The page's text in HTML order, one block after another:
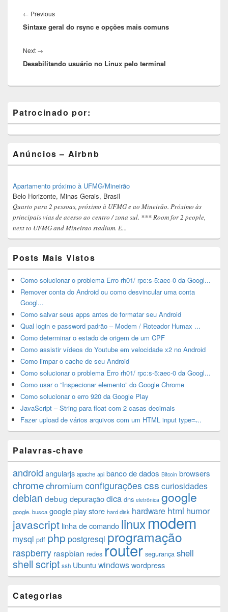
navigation
← PreviousPrevious
post:
Sintaxe geral do rsync e opções mais comuns
Next →
post:
Desabilitando usuário no Linux pelo terminal
Sidebar
Widget
Area
Patrocinado por:
Anúncios – Airbnb
Apartamento próximo à UFMG/Mineirão
Belo Horizonte, Minas Gerais, Brasil
Quarto para 2 pessoas, próximo à UFMG e ao Mineirão. Próximo às
principais vias de acesso ao centro / zona sul. *** Room for 2 people,
next to UFMG and Mineirao stadium. E...
Posts Mais Vistos
Como solucionar o problema Erro rh01/ rpc:s-5:aec-0 da Googl...
Remover conta do Android ou como desvincular uma conta
Googl...
Como salvar seus apps antes de formatar seu Android
Qual login e password padrão – Modem / Roteador Humax ...
Como determinar o estado de origem de um CPF
Como assistir vídeos do Youtube em velocidade x2 no Android
Como limpar o cache de seu Android
Como solucionar o problema Erro rh01/ rpc:s-5:aec-0 da Googl...
Como usar o “Inspecionar elemento” do Google Chrome
Como solucionar o erro 920 da Google Play
JavaScript – String para float com 2 casas decimais
Fazer upload de vários arquivos com um HTML input type=̶...
Palavras-chave
android angularjs apache api banco de dados Bitcoin browsers
chromechromium configurações css curiosidades
debian debug depuraçãodica dns eletrônica google
google. busca google play store hard disk hardware html humor
javascript linha de comando linux modem
mysql pdf php postgresql programação
raspberry raspbian redes router segurança shell
shell script ssh Ubuntu windows wordpress
Categorias